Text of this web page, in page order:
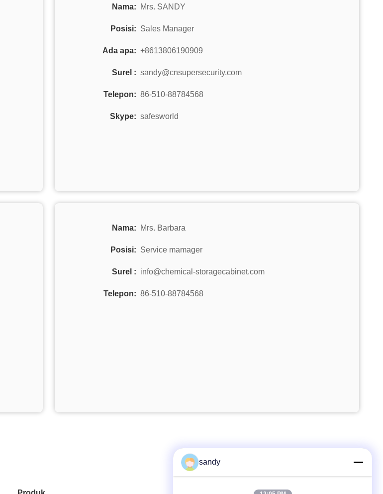
Nama: Mrs. SANDY
Posisi: Sales Manager
Ada apa: +8613806190909
Surel : sandy@cnsupersecurity.com
Telepon: 86-510-88784568
Skype: safesworld
Nama: Mrs. Barbara
Posisi: Service mamager
Surel : info@chemical-storagecabinet.com
Telepon: 86-510-88784568
sandy